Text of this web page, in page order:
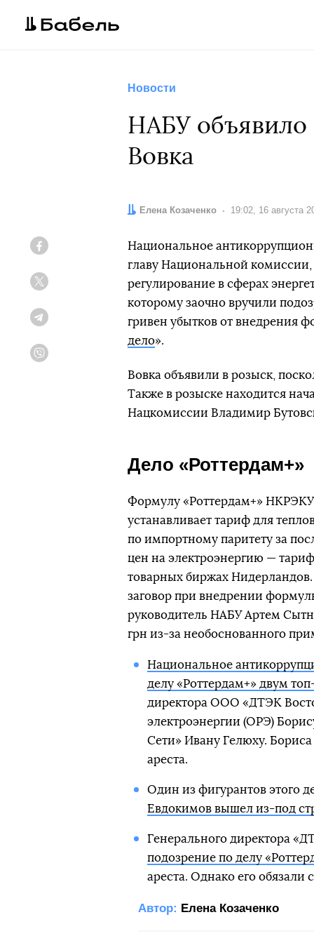
Новости
НАБУ объявило
Вовка
Автор:
Елена Козаченко Дата:
19:02, 16 августа
Национальное
главу Национальной
регулирование в сферах
которому заочно вручили
гривен убытков от внедрения
дело».
Вовка объявили в розыск,
Также в розыске находится
Нацкомиссии Владимир
Дело «Роттердам+»
Формулу «Роттердам+» НКРЭКУ
устанавливает тариф для
по импортному паритету за
цен на электроэнергию —
товарных биржах Нидерландов.
заговор при внедрении
руководитель НАБУ Артем
грн из-за необоснованного
Национальное
делу «Роттердам+» двум
директора ООО «ДТЭК
электроэнергии (ОРЭ)
Сети» Ивану Гелюху. Бориса
ареста.
Один из фигурантов этого
Евдокимов вышел из-под
Генерального директора
подозрение по делу
ареста. Однако его обязали
Автор: Елена Козаченко